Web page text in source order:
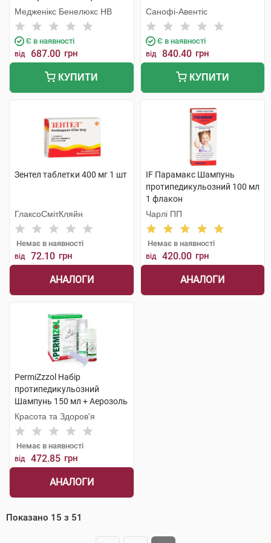
Медженікс Бенелюкс НВ
Є в наявності
від 687.00 грн
КУПИТИ
Санофі-Авентіс
Є в наявності
від 840.40 грн
КУПИТИ
Зентел таблетки 400 мг 1 шт
ГлаксоСмітКляйн
Немає в наявності
від 72.10 грн
АНАЛОГИ
IF Парамакс Шампунь
протипедикульозний 100 мл
1 флакон
Чарлі ПП
Немає в наявності
від 420.00 грн
АНАЛОГИ
PermiZzzol Набір
протипедикульозний
Шампунь 150 мл + Аерозоль
70 мл + Гребінець 1 набір
Красота та Здоров'я
Немає в наявності
від 472.85 грн
АНАЛОГИ
Показано 15 з 51